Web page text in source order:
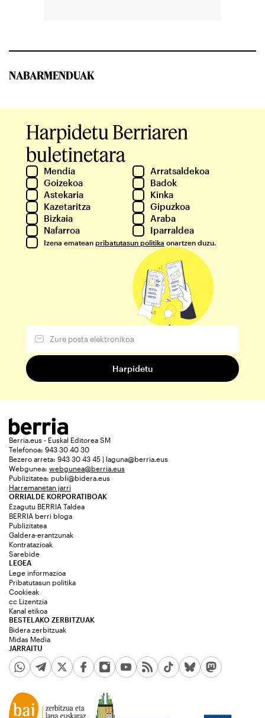
NABARMENDUAK
Harpidetu Berriaren
buletinetara
Mendia
Arratsaldekoa
Goizekoa
Badok
Astekaria
Kinka
Kazetaritza
Gipuzkoa
Bizkaia
Araba
Nafarroa
Iparraldea
Izena ematean pribatutasun politika onartzen duzu.
Berria.eus - Euskal Editorea SM
Telefonoa: 943 30 40 30
Bezero arreta: 943 30 43 45 | laguna@berria.eus
Webgunea: webgunea@berria.eus
Publizitatea: publi@bidera.eus
Harremanetan jarri
ORRIALDE KORPORATIBOAK
Ezagutu BERRIA Taldea
BERRIA berri bloga
Publizitatea
Galdera-erantzunak
Kontratazioak
Sarebide
JARRAITU
LEGEA
Lege informazioa
Pribatutasun politika
Cookieak
cc Lizentzia
Kanal etikoa
BESTELAKO ZERBITZUAK
Bidera zerbitzuak
Midas Media